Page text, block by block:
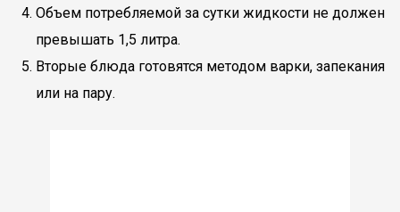
Объем потребляемой за сутки жидкости не должен
превышать 1,5 литра.
Вторые блюда готовятся методом варки, запекания
или на пару.